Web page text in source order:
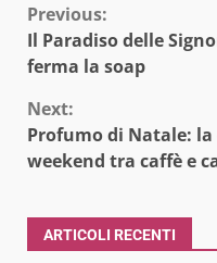
Continue
Reading
Previous:
Il Paradiso delle
ferma la soap
Next:
Profumo di Natale:
weekend tra caffè e
ARTICOLI RECENTI